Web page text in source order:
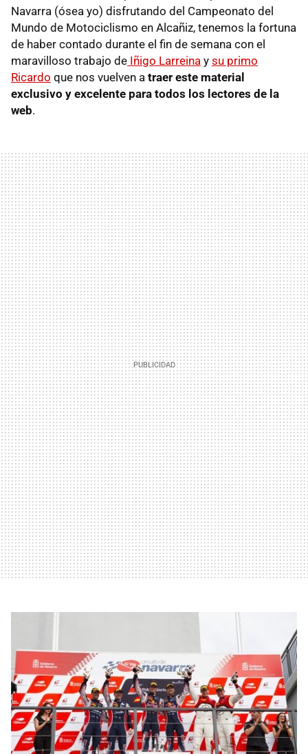
Navarra (ósea yo) disfrutando del Campeonato del
Mundo de Motociclismo en Alcañiz, tenemos la fortuna
de haber contado durante el fin de semana con el
maravilloso trabajo de Iñigo Larreina y su primo
Ricardo que nos vuelven a traer este material
exclusivo y excelente para todos los lectores de la
web.